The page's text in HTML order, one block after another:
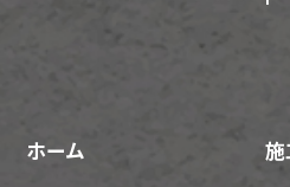
ホーム 施